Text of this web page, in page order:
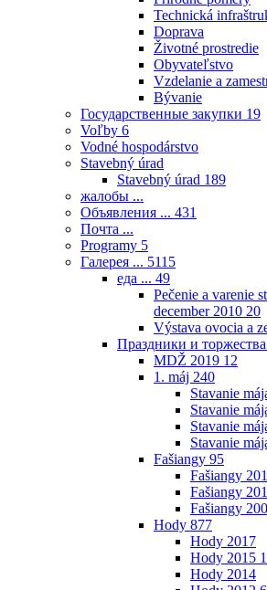
Technická
Doprava
Životné prostredie
Obyvateľstvo
Vzdelanie a
Bývanie
Государственные закупки 19
Voľby 6
Vodné hospodárstvo
Stavebný úrad
Stavebný úrad 189
жалобы ...
Объявления ... 431
Почта ...
Programy 5
Галерея ... 5115
еда ... 49
Pečenie a varenie
december 2010 20
Výstava ovocia a
Праздники и
MDŽ 2019 12
1. máj 240
Stavanie
Stavanie
Stavanie
Stavanie
Fašiangy 95
Fašiangy
Fašiangy
Fašiangy
Hody 877
Hody 2017
Hody 2015
Hody 2014